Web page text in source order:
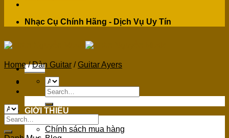
Nhạc Cụ Chính Hãng - Dịch Vụ Uy Tín
Menu
Search
for:
GIỚI THIỆU
Chính sách mua hàng
Home / Đàn Guitar / Guitar Ayers
Search
for: